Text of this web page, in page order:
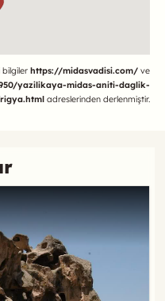
bilgilerhttps://midasvadisi.com/ ve
yazilikaya-midas-aniti-daglik-
adreslerinden derlenmiştir.